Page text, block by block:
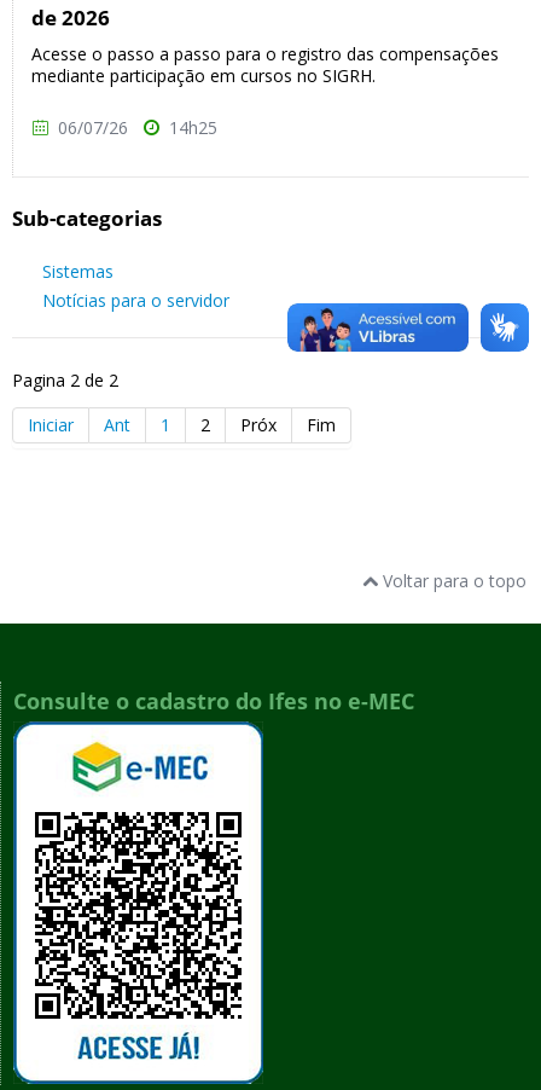
de 2026
Acesse o passo a passo para o registro das compensações
mediante participação em cursos no SIGRH.
06/07/26 14h25
Sub-categorias
Sistemas
Notícias para o servidor
Pagina 2 de 2
Iniciar
Ant 1 2 Próx Fim
Voltar para o topo
Consulte o cadastro do Ifes no e-MEC